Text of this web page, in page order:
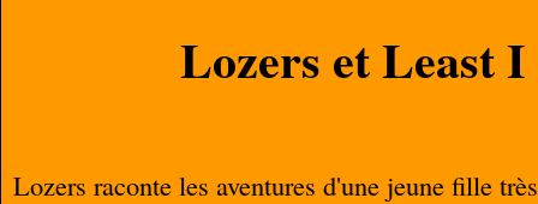
Lozers et Least
Lozers raconte les aventures d'une jeune fille